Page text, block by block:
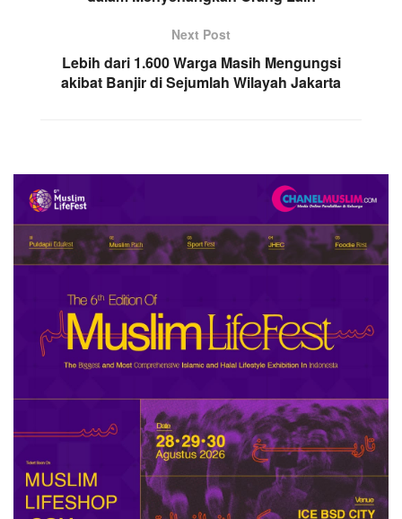
Next Post
Lebih dari 1.600 Warga Masih Mengungsi
akibat Banjir di Sejumlah Wilayah Jakarta